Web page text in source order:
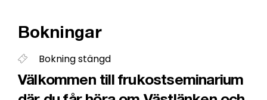
Bokningar
Bokning stängd
Välkommen till frukostseminarium